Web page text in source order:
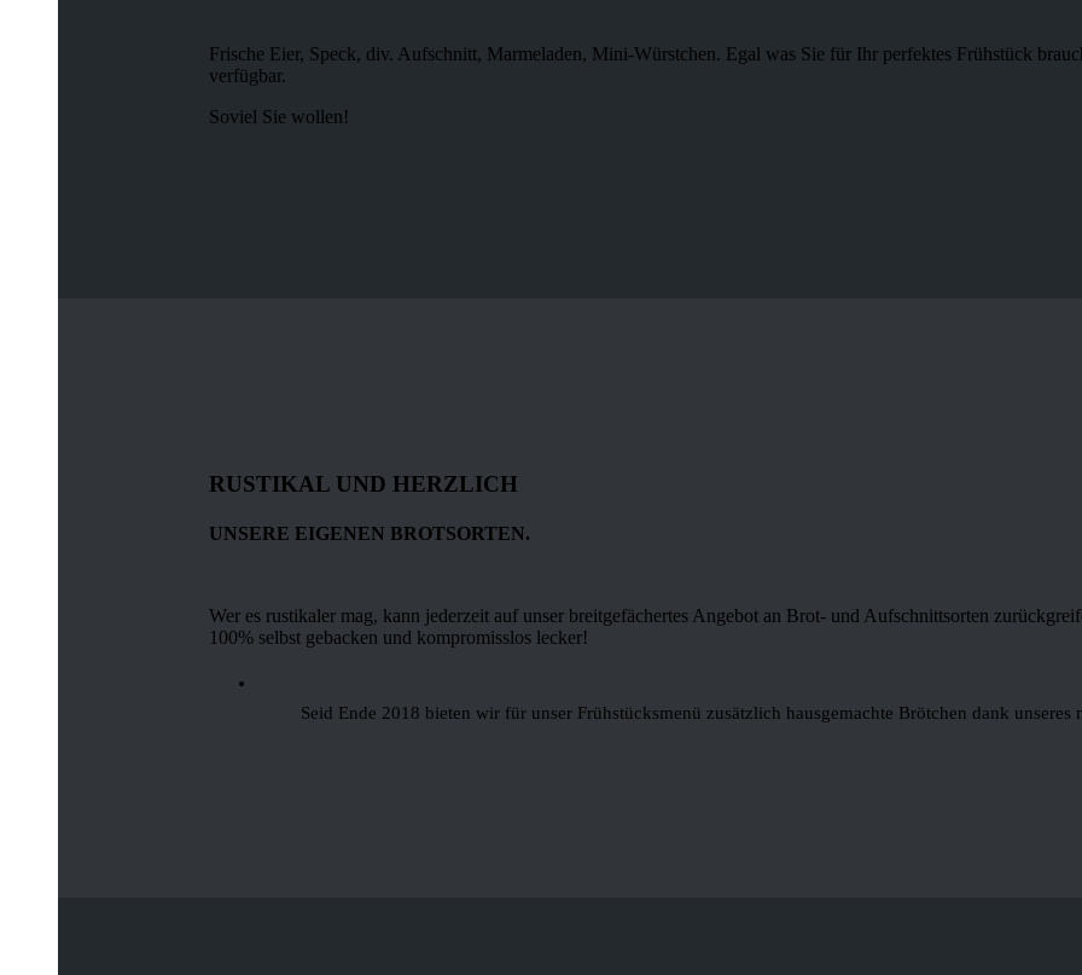
Frische Eier, Speck, div. Aufschnitt, Marmeladen, Mini-Würstchen. Egal was Sie für Ihr perfektes Frühstück
verfügbar.
Soviel Sie wollen!
RUSTIKAL UND HERZLICH
UNSERE EIGENEN BROTSORTEN.
Wer es rustikaler mag, kann jederzeit auf unser breitgefächertes Angebot an Brot- und Aufschnittsorten
100% selbst gebacken und kompromisslos lecker!
Seid Ende 2018 bieten wir für unser Frühstücksmenü zusätzlich hausgemachte Brötchen dank unseres